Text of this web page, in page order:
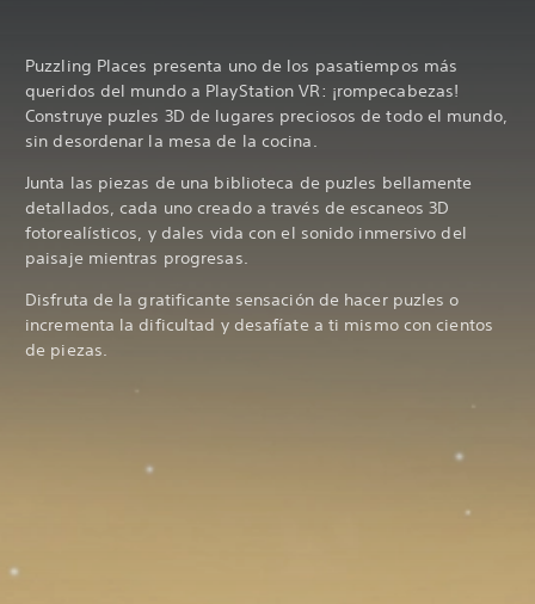
Puzzling Places presenta uno de los pasatiempos más
queridos del mundo a PlayStation VR: ¡rompecabezas!
Construye puzles 3D de lugares preciosos de todo el mundo,
sin desordenar la mesa de la cocina.
Junta las piezas de una biblioteca de puzles bellamente
detallados, cada uno creado a través de escaneos 3D
fotorealísticos, y dales vida con el sonido inmersivo del
paisaje mientras progresas.
Disfruta de la gratificante sensación de hacer puzles o
incrementa la dificultad y desafíate a ti mismo con cientos
de piezas.